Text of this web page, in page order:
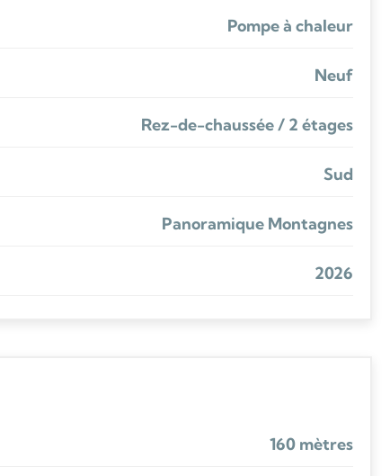
Pompe à chaleur
Neuf
Rez-de-chaussée / 2 étages
Sud
Panoramique Montagnes
2026
160 mètres